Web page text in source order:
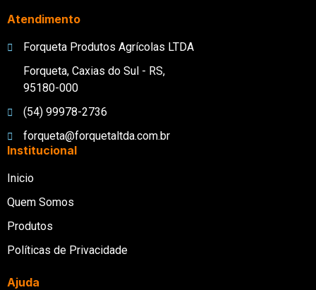
Atendimento
Forqueta Produtos Agrícolas LTDA
Forqueta, Caxias do Sul - RS,
95180-000
(54) 99978-2736
forqueta@forquetaltda.com.br
Institucional
Inicio
Quem Somos
Produtos
Políticas de Privacidade
Ajuda